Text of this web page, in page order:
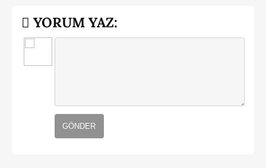
YORUM YAZ:
GÖNDER